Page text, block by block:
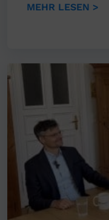
MEHR LESEN >